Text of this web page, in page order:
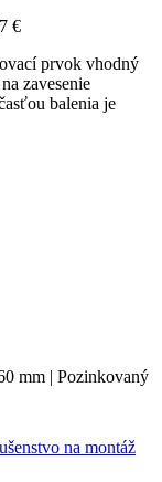
€
prvok vhodný
zavesenie
balenia je
mm | Pozinkovaný
na montáž